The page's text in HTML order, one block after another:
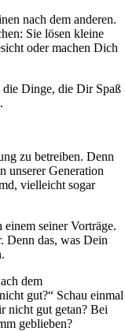
nach dem anderen.
Sie lösen kleine
oder machen Dich
Dinge, die Dir Spaß
zu betreiben. Denn
unserer Generation
vielleicht sogar
seiner Vorträge.
Denn das, was Dein
dem
nicht gut?“ Schau einmal
nicht gut getan? Bei
geblieben?